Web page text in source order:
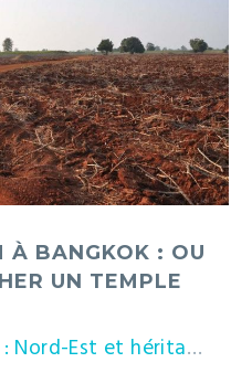
À BANGKOK : OU
UN TEMPLE
Est et héritage khmer